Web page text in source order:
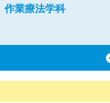
作業療法学科